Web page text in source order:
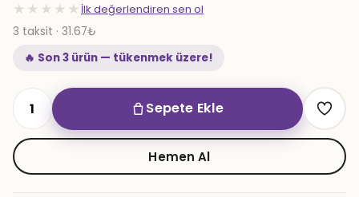
★★★★★ İlk değerlendiren sen ol
3 taksit · 31.67₺
🔥 Son 3 ürün — tükenmek üzere!
MARPUÇ
BAŞLIK
DESENLİ
RENK
Sepete Ekle
Hemen Al